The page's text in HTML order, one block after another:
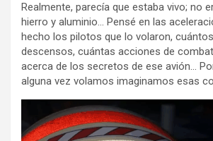
Realmente, parecía que estaba vivo; no
hierro y aluminio… Pensé en las
hecho los pilotos que lo volaron,
descensos, cuántas acciones de
acerca de los secretos de ese avión…
alguna vez volamos imaginamos esas